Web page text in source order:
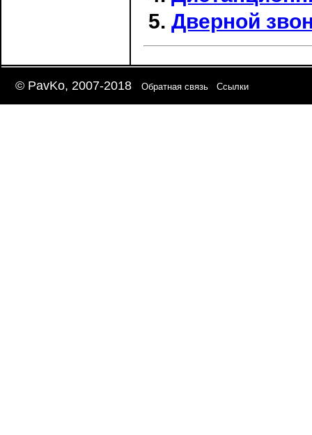
Дверной
© PavKo, 2007-2018 Обратная связь Ссылки